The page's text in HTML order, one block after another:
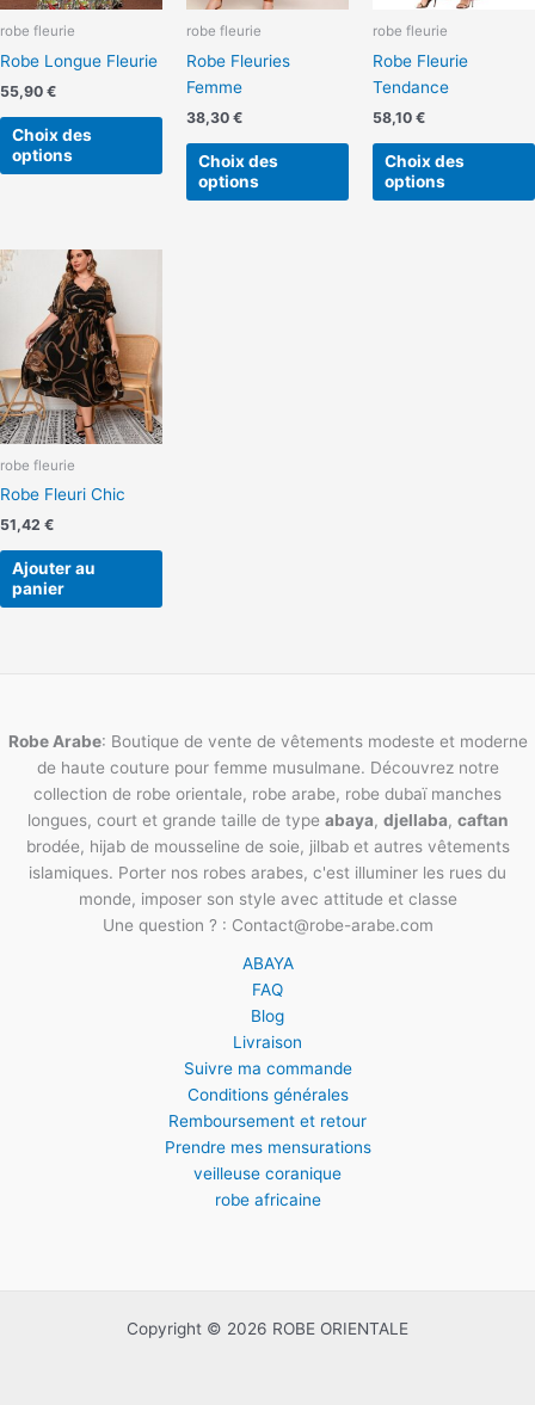
robe fleurie
Robe Longue Fleurie
55,90 €
Choix des
options
peuvent
être
choisies
la
page
du
produit
robe fleurie
Robe Fleuries
Femme
38,30 €
Choix des
options
peuvent
être
choisies
page
produit
robe fleurie
Robe Fleurie
Tendance
58,10 €
Choix des
options
robe fleurie
Robe Fleuri Chic
51,42 €
Ajouter au
panier
Robe Arabe: Boutique de vente de vêtements modeste et moderne
de haute couture pour femme musulmane. Découvrez notre
collection de robe orientale, robe arabe, robe dubaï manches
longues, court et grande taille de type abaya, djellaba, caftan
brodée, hijab de mousseline de soie, jilbab et autres vêtements
islamiques. Porter nos robes arabes, c'est illuminer les rues du
monde, imposer son style avec attitude et classe
Une question ? : Contact@robe-arabe.com
ABAYA
FAQ
Blog
Livraison
Suivre ma commande
Conditions générales
Remboursement et retour
Prendre mes mensurations
veilleuse coranique
robe africaine
Copyright © 2026 ROBE ORIENTALE